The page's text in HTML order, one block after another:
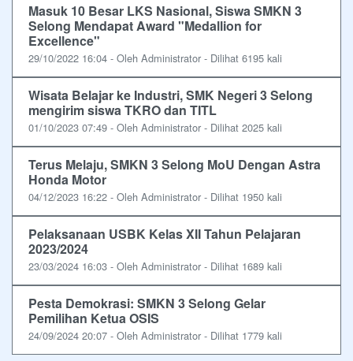
Masuk 10 Besar LKS Nasional, Siswa SMKN 3
Selong Mendapat Award "Medallion for
Excellence"
29/10/2022 16:04 - Oleh Administrator - Dilihat 6195 kali
Wisata Belajar ke Industri, SMK Negeri 3 Selong
mengirim siswa TKRO dan TITL
01/10/2023 07:49 - Oleh Administrator - Dilihat 2025 kali
Terus Melaju, SMKN 3 Selong MoU Dengan Astra
Honda Motor
04/12/2023 16:22 - Oleh Administrator - Dilihat 1950 kali
Pelaksanaan USBK Kelas XII Tahun Pelajaran
2023/2024
23/03/2024 16:03 - Oleh Administrator - Dilihat 1689 kali
Pesta Demokrasi: SMKN 3 Selong Gelar
Pemilihan Ketua OSIS
24/09/2024 20:07 - Oleh Administrator - Dilihat 1779 kali